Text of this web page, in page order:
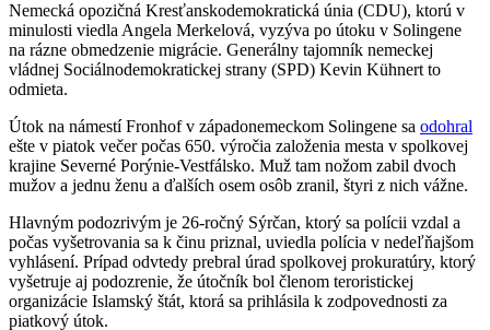
Nemecká opozičná Kresťanskodemokratická únia (CDU), ktorú v
minulosti viedla Angela Merkelová, vyzýva po útoku v Solingene
na rázne obmedzenie migrácie. Generálny tajomník nemeckej
vládnej Sociálnodemokratickej strany (SPD) Kevin Kühnert to
odmieta.
Útok na námestí Fronhof v západonemeckom Solingene sa odohral
ešte v piatok večer počas 650. výročia založenia mesta v spolkovej
krajine Severné Porýnie-Vestfálsko. Muž tam nožom zabil dvoch
mužov a jednu ženu a ďalších osem osôb zranil, štyri z nich vážne.
Hlavným podozrivým je 26-ročný Sýrčan, ktorý sa polícii vzdal a
počas vyšetrovania sa k činu priznal, uviedla polícia v nedeľňajšom
vyhlásení. Prípad odvtedy prebral úrad spolkovej prokuratúry, ktorý
vyšetruje aj podozrenie, že útočník bol členom teroristickej
organizácie Islamský štát, ktorá sa prihlásila k zodpovednosti za
piatkový útok.